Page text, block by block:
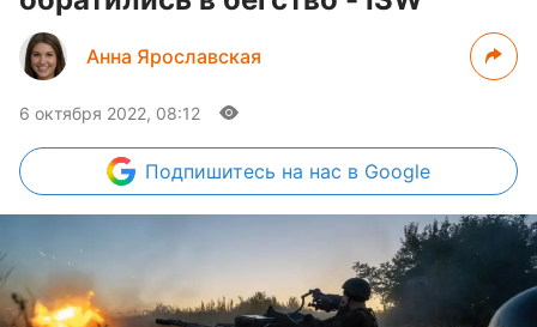
Анна Ярославская
6 октября 2022, 08:12
Подпишитесь на нас в Google